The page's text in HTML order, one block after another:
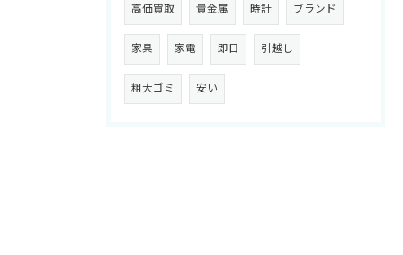
高価買取 貴金属 時計 ブランド
家具 家電 即日 引越し
粗大ゴミ 安い